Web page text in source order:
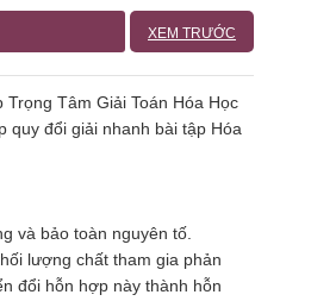
XEM TRƯỚC
Tâm Giải Toán Hóa Học
quy đổi giải nhanh bài tập Hóa
và bảo toàn nguyên tố.
lượng chất tham gia phản
đổi hỗn hợp này thành hỗn